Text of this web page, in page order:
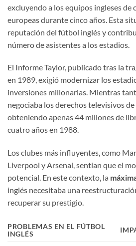
excluyendo a los equipos ingleses de
europeas durante cinco años. Esta
reputación del fútbol inglés y
número de asistentes a los estadios.
El Informe Taylor, publicado tras la
en 1989, exigió modernizar los
inversiones millonarias. Mientras
negociaba los derechos televisivos
obteniendo apenas 44 millones de
cuatro años en 1988.
Los clubes más influyentes, como
Liverpool y Arsenal, sentían que el
potencial. En este contexto, la
inglés necesitaba una
recuperar su prestigio.
PROBLEMAS EN EL FÚTBOL
INGLÉS